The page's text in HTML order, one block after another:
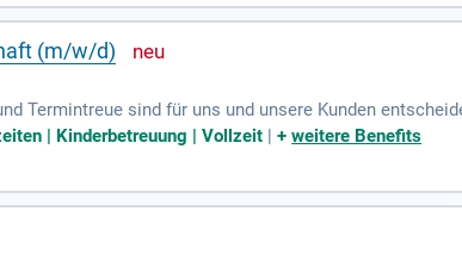
(m/w/d)
Termintreue sind für uns und unsere Kunden
Nr. 178220.
| Kinderbetreuung | Vollzeit |+weitere Benefits